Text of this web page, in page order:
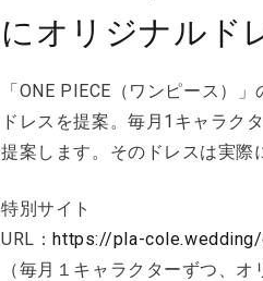
にオリジナルド
「ONE PIECE（ワンピース）
ドレスを提案。毎⽉1キャラク
提案します。そのドレスは実際
特別サイト
URL：https://pla-
（毎⽉１キャラクターずつ、